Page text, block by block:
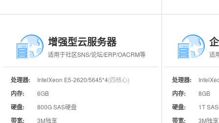
增强型云服务器
适用于社区SNS/论坛/ERP/OACRM等
处理器: IntelXeon E5-2620/5645*4(四核心)
内存: 6GB
硬盘: 800G SAS硬盘
带宽: 3M独享
适
处理器:
内存: 8GB
硬盘: 1T
带宽: 3M独享